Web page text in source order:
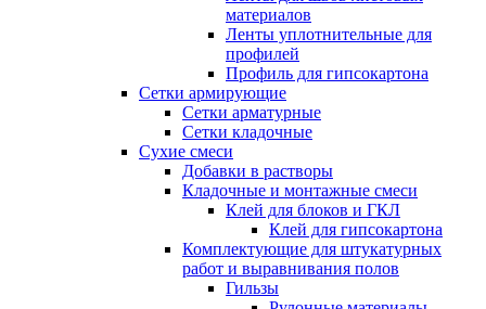
материалов
Ленты уплотнительные для
профилей
Профиль для гипсокартона
Сетки армирующие
Сетки арматурные
Сетки кладочные
Сухие смеси
Добавки в растворы
Кладочные и монтажные смеси
Клей для блоков и ГКЛ
Клей для гипсокартона
Комплектующие для штукатурных
работ и выравнивания полов
Гильзы